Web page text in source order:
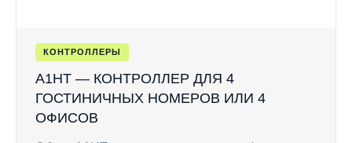
КОНТРОЛЛЕРЫ
A1HT — КОНТРОЛЛЕР ДЛЯ 4
ГОСТИНИЧНЫХ НОМЕРОВ ИЛИ 4
ОФИСОВ